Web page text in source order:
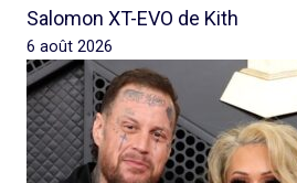
Salomon XT-EVO de Kith
6 août 2026